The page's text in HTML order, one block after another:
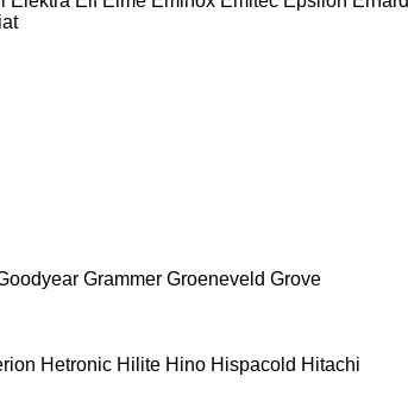
Grammer Groeneveld Grove
Hetronic Hilite Hino Hispacold Hitachi